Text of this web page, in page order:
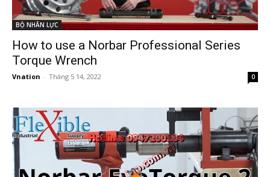
BỘ NHÂN LỰC
How to use a Norbar Professional Series
Torque Wrench
Vnation - Tháng 5 14, 2022 0